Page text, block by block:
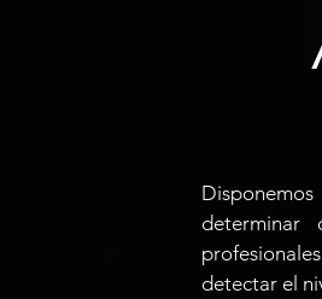
determinar
detectar el